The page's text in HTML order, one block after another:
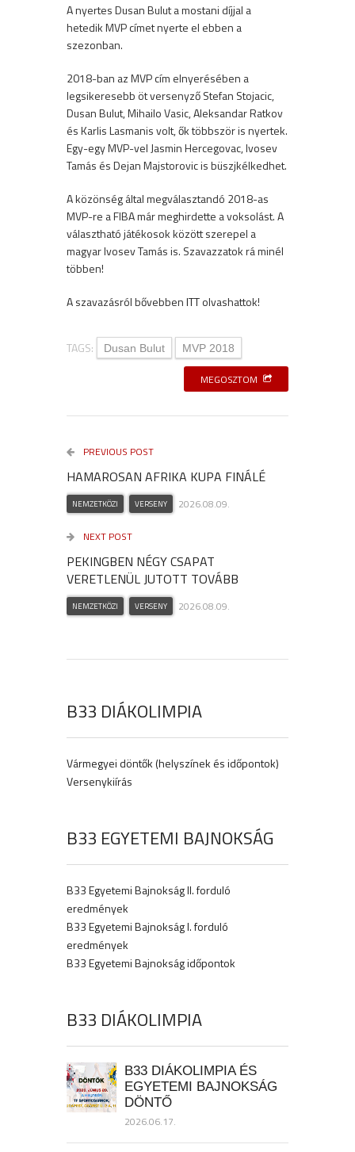
A nyertes Dusan Bulut a mostani díjjal a
hetedik MVP címet nyerte el ebben a
szezonban.
2018-ban az MVP cím elnyerésében a
legsikeresebb öt versenyző Stefan Stojacic,
Dusan Bulut, Mihailo Vasic, Aleksandar Ratkov
és Karlis Lasmanis volt, ők többször is nyertek.
Egy-egy MVP-vel Jasmin Hercegovac, Ivosev
Tamás és Dejan Majstorovic is büszjkélkedhet.
A közönség által megválasztandó 2018-as
MVP-re a FIBA már meghirdette a voksolást. A
választható játékosok között szerepel a
magyar Ivosev Tamás is. Szavazzatok rá minél
többen!
A szavazásról bővebbenITTolvashattok!
TAGS: Dusan Bulut MVP 2018
MEGOSZTOM
PREVIOUS POST
HAMAROSAN AFRIKA KUPA FINÁLÉ
NEMZETKÖZI VERSENY 2026.08.09.
NEXT POST
PEKINGBEN NÉGY CSAPAT
VERETLENÜL JUTOTT TOVÁBB
NEMZETKÖZI VERSENY 2026.08.09.
B33 DIÁKOLIMPIA
Vármegyei döntők (helyszínek és időpontok)
Versenykiírás
B33 EGYETEMI BAJNOKSÁG
B33 Egyetemi Bajnokság II. forduló
eredmények
B33 Egyetemi Bajnokság I. forduló
eredmények
B33 Egyetemi Bajnokság időpontok
B33 DIÁKOLIMPIA
B33 DIÁKOLIMPIA ÉS
EGYETEMI BAJNOKSÁG
DÖNTŐ
2026.06.17.